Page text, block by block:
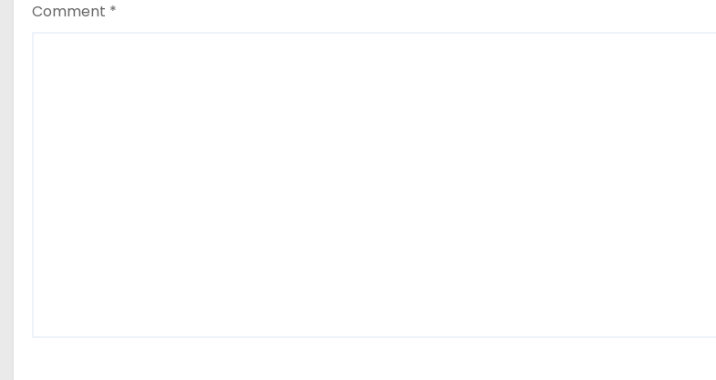
Comment *